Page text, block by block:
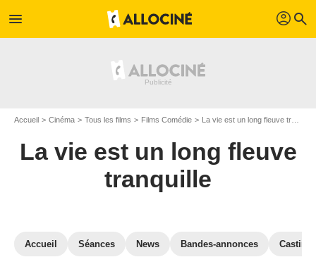
menu profil search
Accueil Cinéma Tous les films Films Comédie La vie est un long fleuve tranquille
La vie est un long fleuve
tranquille
Accueil Séances News Bandes-annonces Casting